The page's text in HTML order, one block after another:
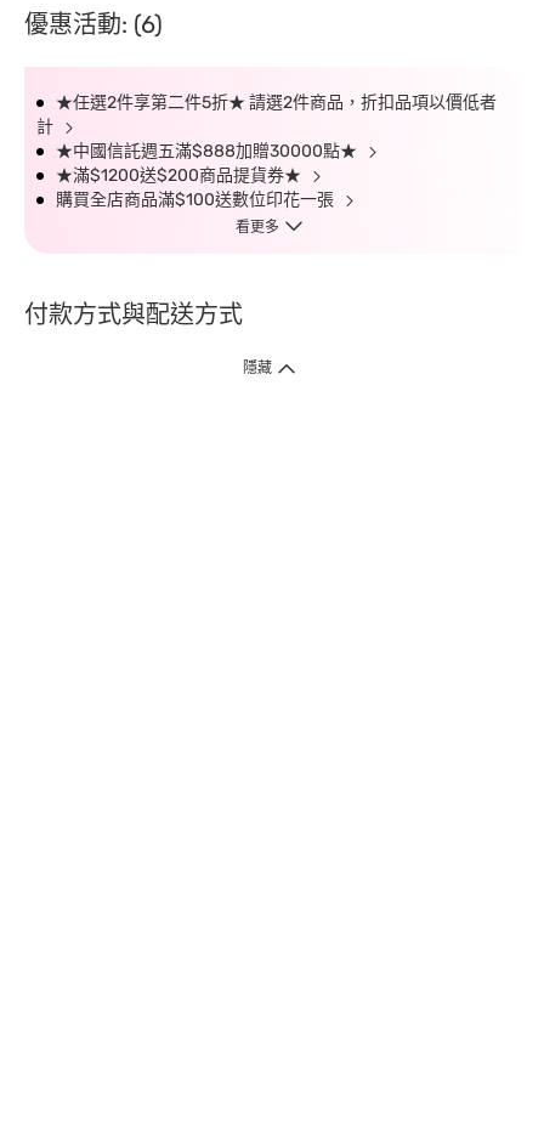
優惠活動: (6)
★任選2件享第二件5折★ 請選2件商品，折扣品項以價低者
計
★中國信託週五滿$888加贈30000點★
★滿$1200送$200商品提貨券★
購買全店商品滿$100送數位印花一張
看更多
付款方式與配送方式
隱藏